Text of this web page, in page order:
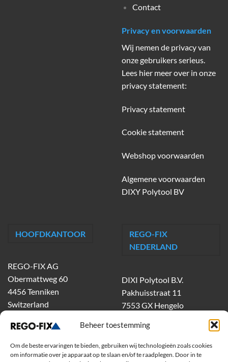
Beheer toestemming
Om de beste ervaringen te bieden, gebruiken wij technologieën zoals cookies
om informatie over je apparaat op te slaan en/of te raadplegen. Door in te
Contact
Privacy en voorwaarden
Wij nemen de privacy van
onze gebruikers serieus.
Lees hier meer over in onze
privacy statement:
Privacy statement
Cookie statement
Webshop voorwaarden
Algemene voorwaarden
DIXY Polytool BV
HOOFDKANTOOR
REGO-FIX AG
Obermattweg 60
4456 Tenniken
Switzerland
REGO-FIX
NEDERLAND
DIXI Polytool B.V.
Pakhuisstraat 11
7553 GX Hengelo
dixiholland@dixi.com
www.dixipolytool.com